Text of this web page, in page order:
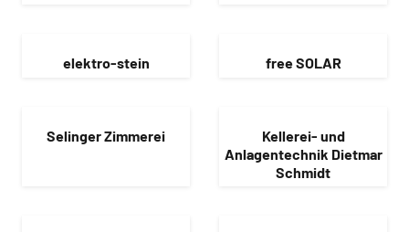
elektro-stein free SOLAR
Selinger Zimmerei
Kellerei- und
Anlagentechnik Dietmar
Schmidt